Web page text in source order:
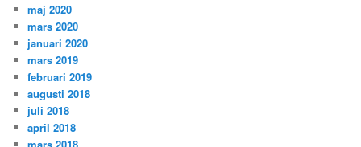
maj 2020
mars 2020
januari 2020
mars 2019
februari 2019
augusti 2018
juli 2018
april 2018
mars 2018